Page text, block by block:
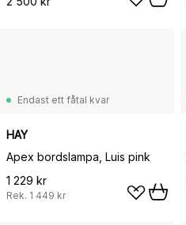
Endast ett fåtal kvar
HAY
Apex bordslampa, Luis pink
1 229 kr
Rek. 1 449 kr